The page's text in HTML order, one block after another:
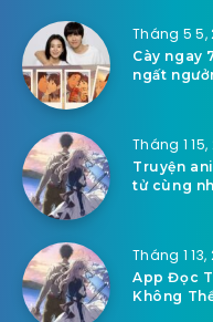
Tháng 5 5,
Cày ngay
ngất
Tháng 1 15,
Truyện
tử cùng
Tháng 1 13,
App Đọc
Không